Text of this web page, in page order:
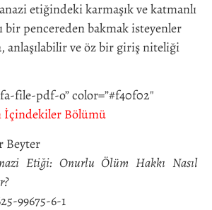
etiğindeki karmaşık ve katmanlı
bir pencereden bakmak isteyenler
anlaşılabilir ve öz bir giriş niteliği
file-pdf-o” color=”#f40f02″
İçindekiler Bölümü
Beyter
Etiği: Onurlu Ölüm Hakkı Nasıl
99675-6-1